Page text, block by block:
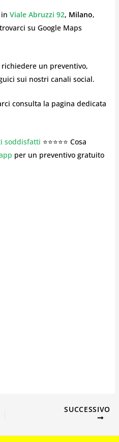
Viale Abruzzi 92, Milano,
su Google Maps
un preventivo,
sui nostri canali social.
consulta la pagina dedicata
soddisfatti ⭐⭐⭐⭐⭐ Cosa
per un preventivo gratuito
SUCCESSIVO